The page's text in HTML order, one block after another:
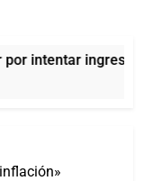
intentar ingresar